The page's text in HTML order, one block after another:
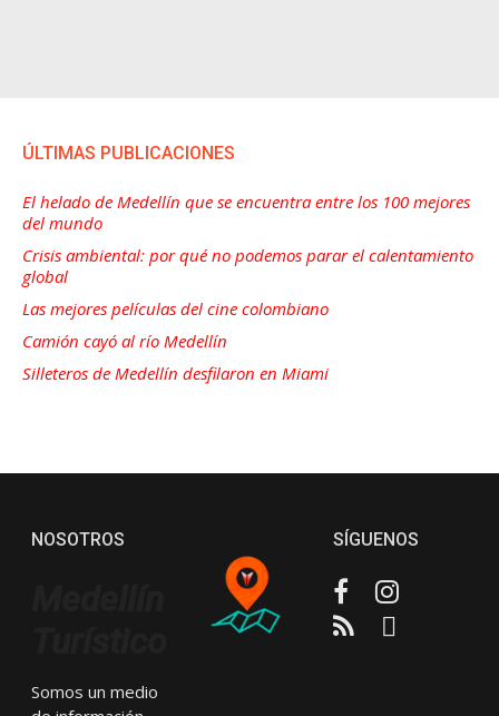
ÚLTIMAS PUBLICACIONES
El helado de Medellín que se encuentra entre los 100 mejores
del mundo
Crisis ambiental: por qué no podemos parar el calentamiento
global
Las mejores películas del cine colombiano
Camión cayó al río Medellín
Silleteros de Medellín desfilaron en Miami
NOSOTROS
Somos un medio
SÍGUENOS
FacebookInstagram